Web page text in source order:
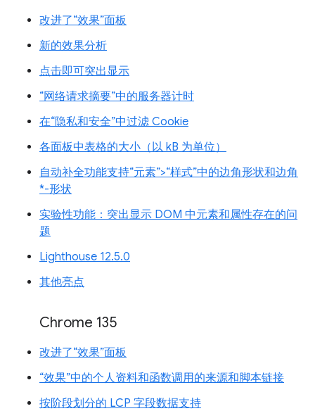
改进了“效果”面板
新的效果分析
点击即可突出显示
“网络请求摘要”中的服务器计时
在“隐私和安全”中过滤 Cookie
各面板中表格的大小（以 kB 为单位）
自动补全功能支持“元素”>“样式”中的边角形状和边角
*-形状
实验性功能：突出显示 DOM 中元素和属性存在的问
题
Lighthouse 12.5.0
其他亮点
Chrome 135
改进了“效果”面板
“效果”中的个人资料和函数调用的来源和脚本链接
按阶段划分的 LCP 字段数据支持